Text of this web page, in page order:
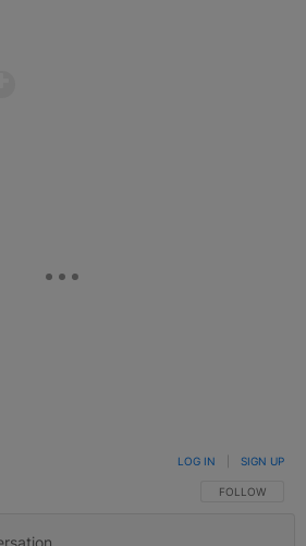
FOLLOW THIS
FOLLOW
LOG IN SIGN UP